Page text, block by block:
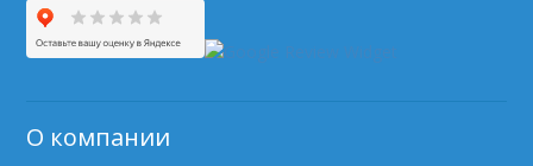
О компании